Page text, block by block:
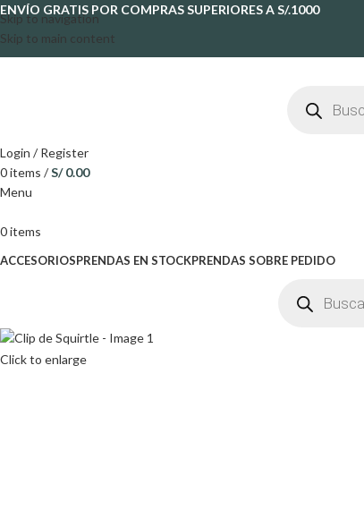
Skip to navigation
Skip to main content
ENVÍO GRATIS POR COMPRAS SUPERIORES A S/.1000
Login / Register
0items /S/0.00
Menu
0items
ACCESORIOSPRENDAS EN STOCKPRENDAS SOBRE PEDIDO
Click to enlarge